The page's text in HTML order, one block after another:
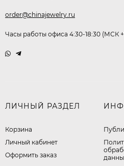
order@chinajewelry.ru
Часы работы офиса 4:30-18:30 (МСК
ЛИЧНЫЙ РАЗДЕЛ
Корзина
Личный кабинет
Оформить заказ